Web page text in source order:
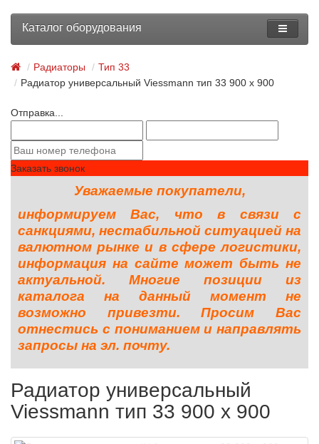
Каталог оборудования
Радиаторы
Тип 33
Радиатор универсальный Viessmann тип 33 900 x 900
Отправка...
Заказать звонок
Уважаемые покупатели,
информируем Вас, что в связи с
санкциями, нестабильной ситуацией на
валютном рынке и в сфере логистики,
информация на сайте может быть не
актуальной. Многие позиции из
каталога на данный момент не
возможно привезти. Просим Вас
отнестись с пониманием и направлять
запросы на эл. почту.
Радиатор универсальный
Viessmann тип 33 900 x 900